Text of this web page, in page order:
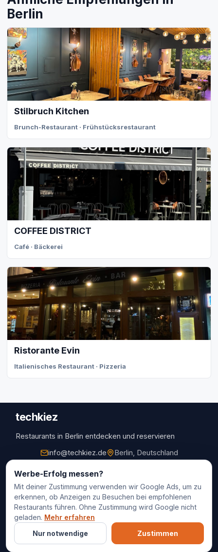
Berlin
Stilbruch Kitchen
Brunch-Restaurant · Frühstücksrestaurant
COFFEE DISTRICT
Café · Bäckerei
Ristorante Evin
Italienisches Restaurant · Pizzeria
techkiez
Restaurants in Berlin entdecken und reservieren
info@techkiez.de
Berlin, Deutschland
Restaurants
Restaurantauswahl
Für Unternehmen
Kontakt
© 2025 techkiez. Alle Rechte vorbehalten.
Werbe-Erfolg messen?
Mit deiner Zustimmung verwenden wir Google Ads, um zu
erkennen, ob Anzeigen zu Besuchen bei empfohlenen
Restaurants führen. Ohne Zustimmung wird Google nicht
geladen. Mehr erfahren
Nur notwendige
Zustimmen